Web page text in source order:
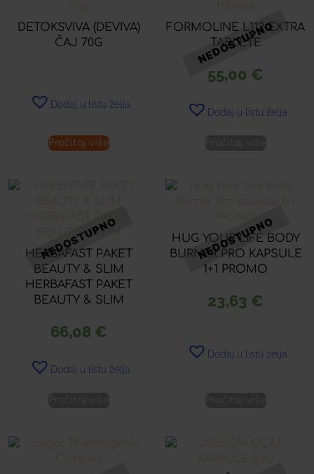
DETOKSVIVA (DEVIVA)
ČAJ 70G
Dodaj u listu želja
Pročitaj više
FORMOLINE L112 EXTRA
TABLETE
55,00 €
Dodaj u listu želja
HERBAFAST PAKET
BEAUTY & SLIM
HERBAFAST PAKET
BEAUTY & SLIM
66,08 €
Dodaj u listu želja
HUG YOUR LIFE BODY
BURNER PRO KAPSULE
1+1 PROMO
23,63 €
Dodaj u listu želja